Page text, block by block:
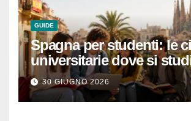
GUIDE
Spagna per studenti: le
universitarie dove si
meglio e con una buona
notturna
30 GIUGNO 2026